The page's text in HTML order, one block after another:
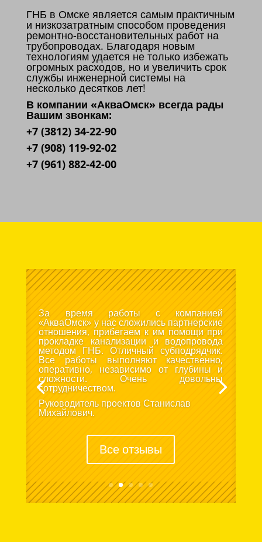
ГНБ в Омске является самым практичным
и низкозатратным способом проведения
ремонтно-восстановительных работ на
трубопроводах. Благодаря новым
технологиям удается не только избежать
огромных расходов, но и увеличить срок
службы инженерной системы на
несколько десятков лет!
В компании «АкваОмск» всегда рады
Вашим звонкам:
+7 (3812) 34-22-90
+7 (908) 119-92-02
+7 (961) 882-42-00
За время работы с компанией
«АкваОмск» у нас сложились партнерские
отношения, прибегаем к им помощи при
прокладке канализации и водопровода
методом ГНБ. Отличный субподрядчик.
Все работы выполняют качественно,
оперативно, независимо от глубины и
сложности. Очень довольны
сотрудничеством.
Руководитель проектов Станислав
Михайлович.
Все отзывы